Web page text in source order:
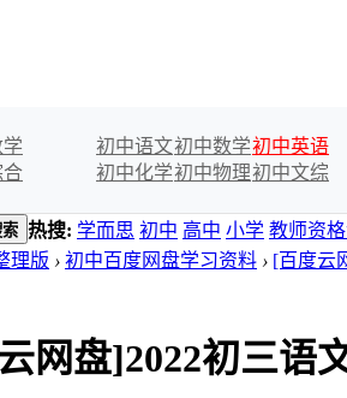
合
初中语文初中数学初中英语
初中化学初中物理初中文综
热搜: 学而思 初中 高中 小学 教师资
理版 › 初中百度网盘学习资料 › [百度云
网盘]2022初三语